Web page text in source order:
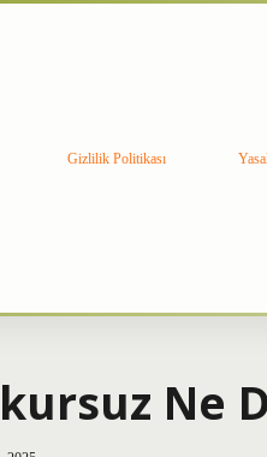
Gizlilik Politikası
Ne